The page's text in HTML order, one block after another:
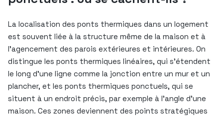
La localisation des ponts thermiques dans un logement
est souvent liée à la structure même de la maison et à
l’agencement des parois extérieures et intérieures. On
distingue les ponts thermiques linéaires, qui s’étendent
le long d’une ligne comme la jonction entre un mur et un
plancher, et les ponts thermiques ponctuels, qui se
situent à un endroit précis, par exemple à l’angle d’une
maison. Ces zones deviennent des points stratégiques